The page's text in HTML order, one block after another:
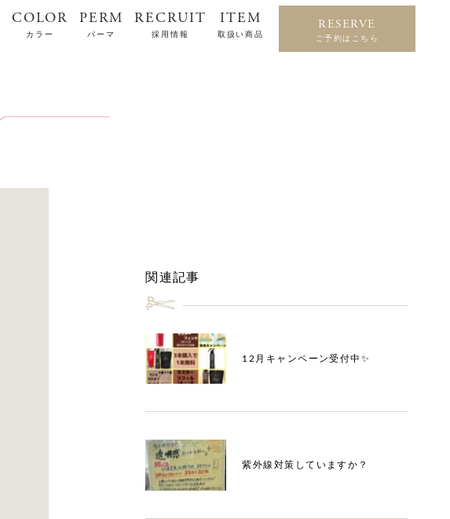
COLOR
カラー
PERM
パーマ
RECRUIT
採用情報
ITEM
取扱い商品
RESERVE
ご予約はこちら
関連記事
12月キャンペーン受付中✨
紫外線対策していますか？